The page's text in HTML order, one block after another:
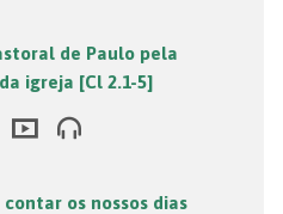
de Paulo pela
igreja [Cl 2.1-5]
contar os nossos dias